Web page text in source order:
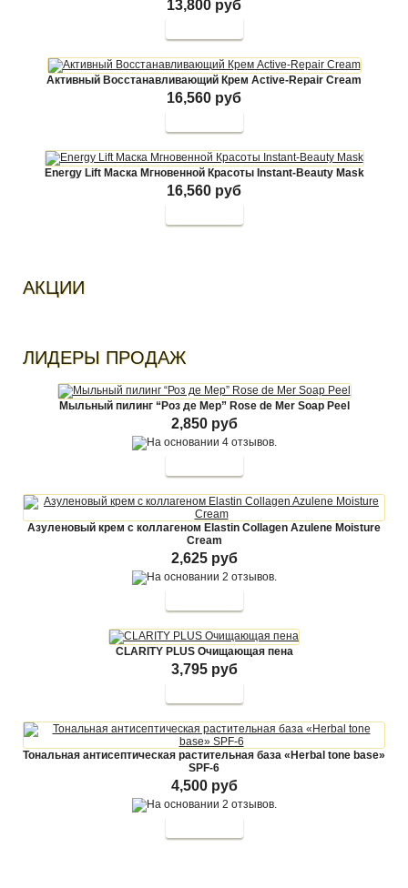
13,800 руб
Активный Восстанавливающий Крем Active-Repair Cream
16,560 руб
Energy Lift Маска Мгновенной Красоты Instant-Beauty Mask
16,560 руб
АКЦИИ
ЛИДЕРЫ ПРОДАЖ
Мыльный пилинг “Роз де Мер” Rose de Mer Soap Peel
2,850 руб
Азуленовый крем с коллагеном Elastin Collagen Azulene Moisture
Cream
2,625 руб
CLARITY PLUS Очищающая пена
3,795 руб
Тональная антисептическая растительная база «Herbal tone base»
SPF-6
4,500 руб